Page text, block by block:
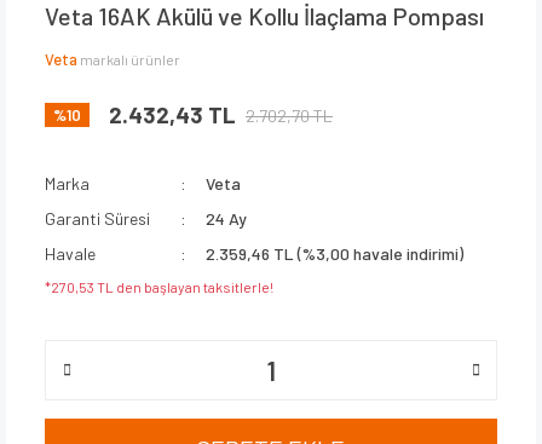
Veta 16AK Akülü ve Kollu İlaçlama Pompası
Veta markalı ürünler
%10 2.432,43 TL 2.702,70 TL
Marka
Veta
Garanti Süresi
24 Ay
Havale
2.359,46 TL (%3,00 havale indirimi)
*270,53 TL den başlayan taksitlerle!